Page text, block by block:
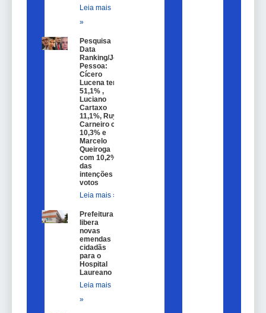
Leia mais
»
Pesquisa
Data
Ranking/João
Pessoa:
Cícero
Lucena tem
51,1% ,
Luciano
Cartaxo
11,1%, Ruy
Carneiro com
10,3% e
Marcelo
Queiroga
com 10,2%
das
intenções de
votos
Leia mais »
Prefeitura
libera
novas
emendas
cidadãs
para o
Hospital
Laureano
Leia mais
»